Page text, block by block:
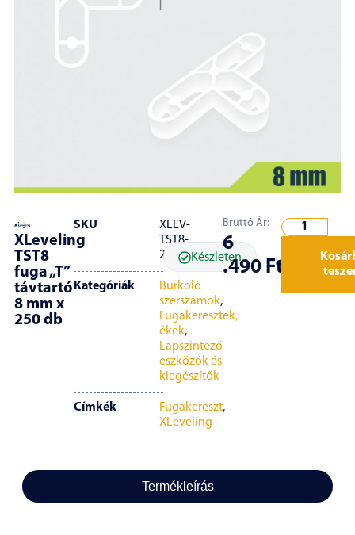
XLeveling
TST8
fuga „T”
távtartó
8 mm x
250 db
SKU
XLEV-
TST8-
250
Kategóriák
Burkoló
szerszámok,
Fugakeresztek,
ékek,
Lapszintező
eszközök és
kiegészítők
Címkék Fugakereszt,
XLeveling
Készleten
Bruttó Ár:
6
.490 Ft
Termékleírás